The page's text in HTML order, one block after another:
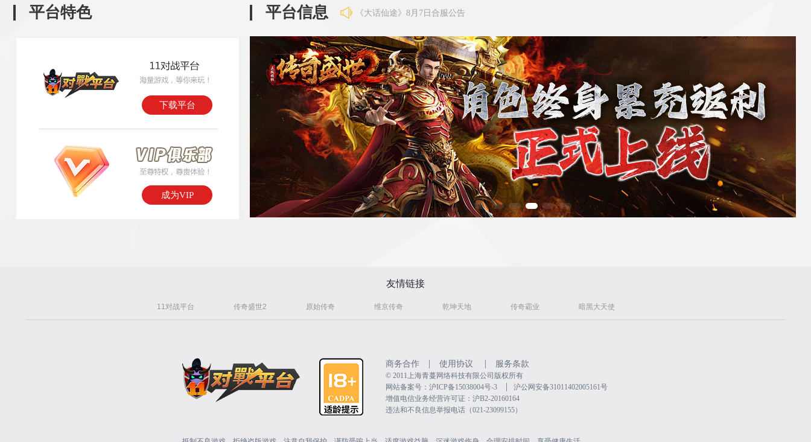
平台特色
下载平台
成为VIP
平台信息
《大话仙途》8月7日合服公告
《维京传奇》8月7日合区公告
《霸者天下》8月7日合服公告
《百战沙城》8月6日维护公告
《异兽洪荒》8月6日合服公告
《王者之心2》8月7日更新公告
友情链接
11对战平台 传奇盛世2 原始传奇 维京传奇 乾坤天地 传奇霸业 暗黑大天使
商务合作 | 使用协议 | 服务条款
©️ 2011上海青蔓网络科技有限公司版权所有
网站备案号：沪ICP备15038004号-3
|
沪公网安备31011402005161号
增值电信业务经营许可证：沪B2-20160164
违法和不良信息举报电话（021-23099155）